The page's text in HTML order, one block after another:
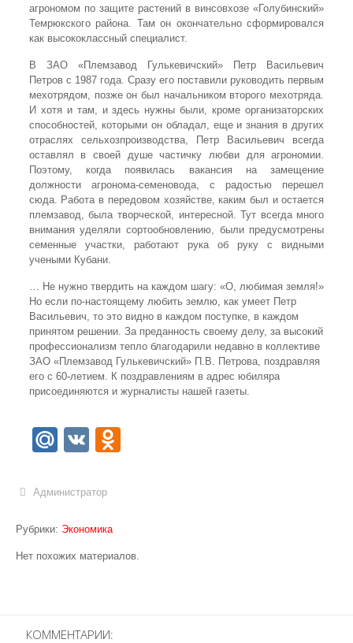
агрономом по защите растений в винсовхозе «Голубинский»
Темрюкского района. Там он окончательно сформировался
как высококлассный специалист.
В ЗАО «Племзавод Гулькевичский» Петр Васильевич
Петров с 1987 года. Сразу его поставили руководить первым
мехотрядом, позже он был начальником второго мехотряда.
И хотя и там, и здесь нужны были, кроме организаторских
способностей, которыми он обладал, еще и знания в других
отраслях сельхозпроизводства, Петр Васильевич всегда
оставлял в своей душе частичку любви для агрономии.
Поэтому, когда появилась вакансия на замещение
должности агронома-семеновода, с радостью перешел
сюда. Работа в передовом хозяйстве, каким был и остается
племзавод, была творческой, интересной. Тут всегда много
внимания уделяли сортообновлению, были предусмотрены
семенные участки, работают рука об руку с видными
учеными Кубани.
… Не нужно твердить на каждом шагу: «О, любимая земля!»
Но если по-настоящему любить землю, как умеет Петр
Васильевич, то это видно в каждом поступке, в каждом
принятом решении. За преданность своему делу, за высокий
профессионализм тепло благодарили недавно в коллективе
ЗАО «Племзавод Гулькевичский» П.В. Петрова, поздравляя
его с 60-летием. К поздравлениям в адрес юбиляра
присоединяются и журналисты нашей газеты.
Mail.Ru
VK
Администратор
Рубрики: Экономика
Нет похожих материалов.
КОММЕНТАРИИ: